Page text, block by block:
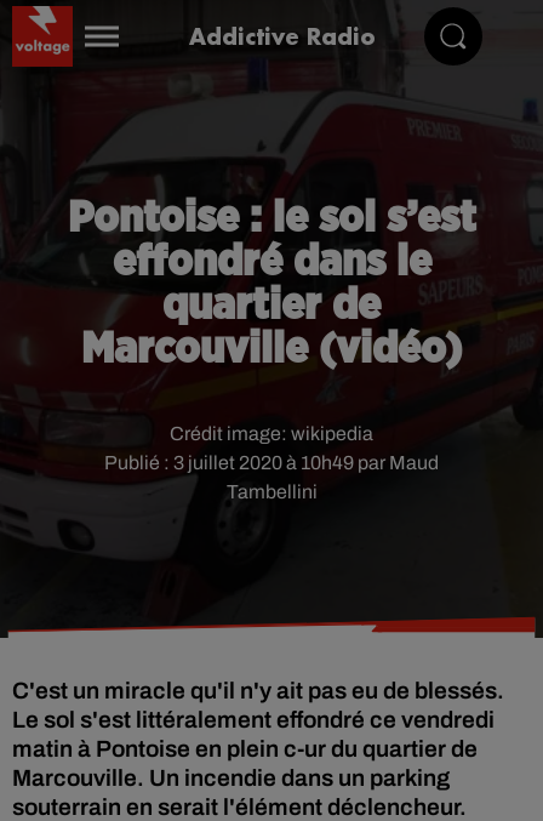
Addictive Radio
Pontoise : le sol s’est
effondré dans le
quartier de
Marcouville (vidéo)
Publié : 3 juillet 2020 à 10h49 par Maud
Tambellini
Crédit image: wikipedia
C'est un miracle qu'il n'y ait pas eu de blessés.
Le sol s'est littéralement effondré ce vendredi
matin à Pontoise en plein c-ur du quartier de
Marcouville. Un incendie dans un parking
souterrain en serait l'élément déclencheur.